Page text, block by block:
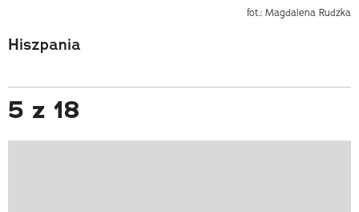
fot.: Magdalena Rudzka
Hiszpania
5 z 18